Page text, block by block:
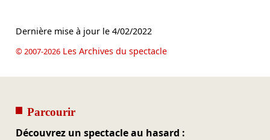
Dernière mise à jour le 4/02/2022
© 2007-2026Les Archives du spectacle
Parcourir
Découvrez un spectacle au hasard :